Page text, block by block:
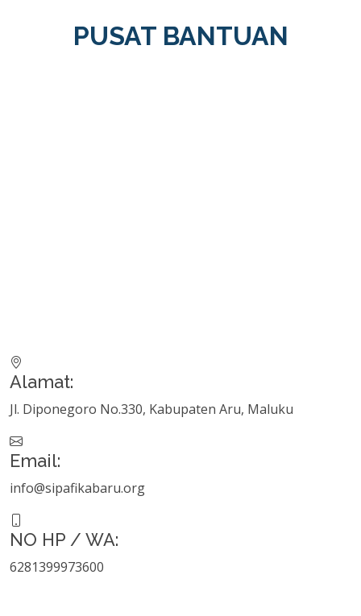
PUSAT BANTUAN
Alamat:
Jl. Diponegoro No.330, Kabupaten Aru, Maluku
Email:
info@sipafikabaru.org
NO HP / WA:
6281399973600